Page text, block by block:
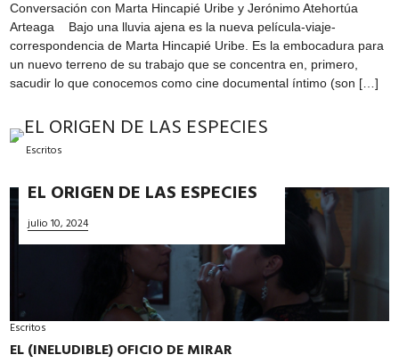
Conversación con Marta Hincapié Uribe y Jerónimo Atehortúa
Arteaga Bajo una lluvia ajena es la nueva película-viaje-
correspondencia de Marta Hincapié Uribe. Es la embocadura para
un nuevo terreno de su trabajo que se concentra en, primero,
sacudir lo que conocemos como cine documental íntimo (son […]
Escritos
EL ORIGEN DE LAS ESPECIES
julio 10, 2024
Escritos
EL (INELUDIBLE) OFICIO DE MIRAR